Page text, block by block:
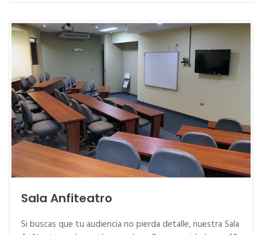
Sala Anfiteatro
Si buscas que tu audiencia no pierda detalle, nuestra Sala